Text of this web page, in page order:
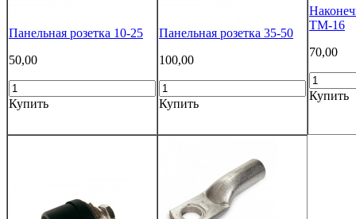
Панельная розетка 10-25
50,00
Купить
Панельная розетка 35-50
100,00
Купить
ТМ-16
70,00
Купить